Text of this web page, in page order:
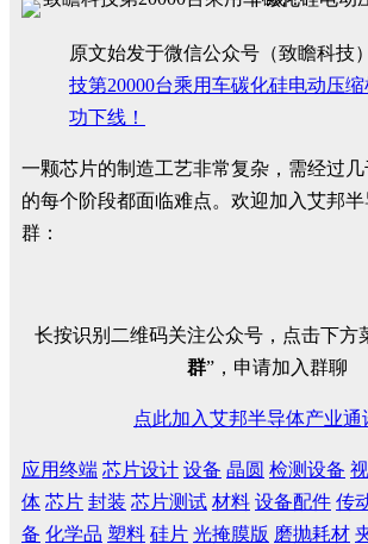
原文始发于微信公众号（致瞻科技
技第20000台乘用车碳化硅电动压
功下线！
一颗芯片的制造工艺非常复杂，需经过
的每个阶段都面临难点。欢迎加入艾邦
群：
长按识别二维码关注公众号，点击下方
群”，申请加入群聊
点此加入艾邦半导体产业通
应用终端 芯片设计 设备 晶圆 检测设备
体 芯片 封装 芯片测试 材料 设备配件 传
备 化学品 塑料 硅片 光掩膜版 磨抛耗材